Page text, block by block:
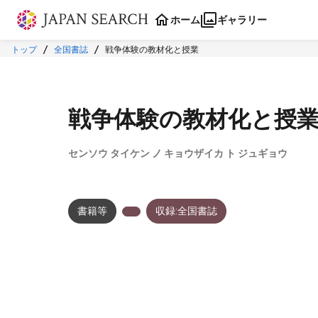
本文に飛ぶ
ホーム ギャラリー
トップ 全国書誌 戦争体験の教材化と授業
戦争体験の教材化と授
センソウ タイケン ノ キョウザイカ ト ジュギョウ
書籍等 収録:全国書誌